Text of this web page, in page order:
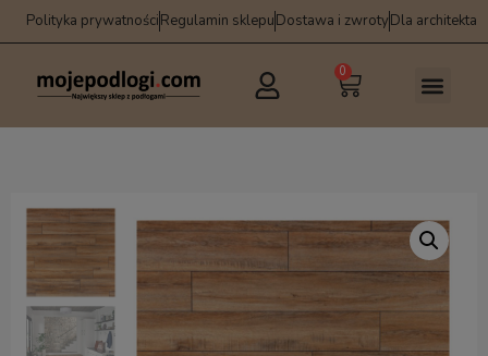
Polityka prywatnościRegulamin sklepuDostawa i zwrotyDla architekta
0